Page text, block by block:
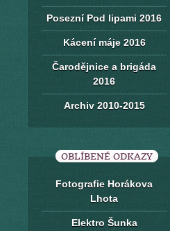
Posezní Pod lipami 2016
Kácení máje 2016
Čarodějnice a brigáda
2016
Archiv 2010-2015
OBLÍBENÉ ODKAZY
Fotografie Horákova
Lhota
Elektro Šunka